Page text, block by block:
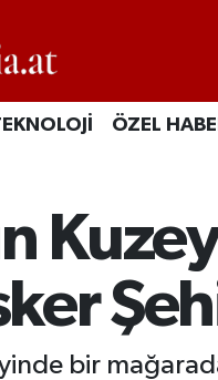
ÖZEL
bir